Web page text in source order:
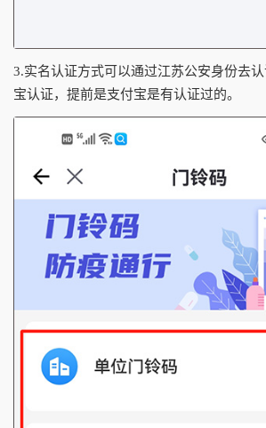
3.实名认证方式可以通过江苏公安身份去
宝认证，提前是支付宝是有认证过的。